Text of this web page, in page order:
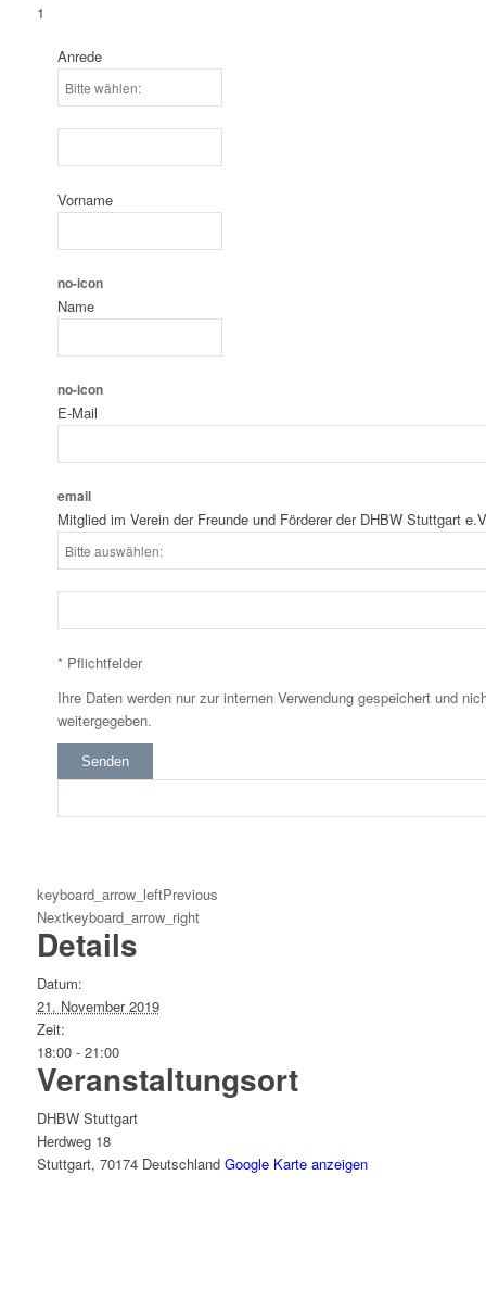
1
Anrede
Vorname
no-icon
Name
no-icon
E-Mail
email
Mitglied im Verein der Freunde und Förderer der DHBW Stuttgart
* Pflichtfelder
Ihre Daten werden nur zur internen Verwendung gespeichert und
weitergegeben.
Senden
keyboard_arrow_leftPrevious
Nextkeyboard_arrow_right
Details
Datum:
21. November 2019
Zeit:
18:00 - 21:00
Veranstaltungsort
DHBW Stuttgart
Herdweg 18
Stuttgart, 70174 Deutschland Google Karte anzeigen